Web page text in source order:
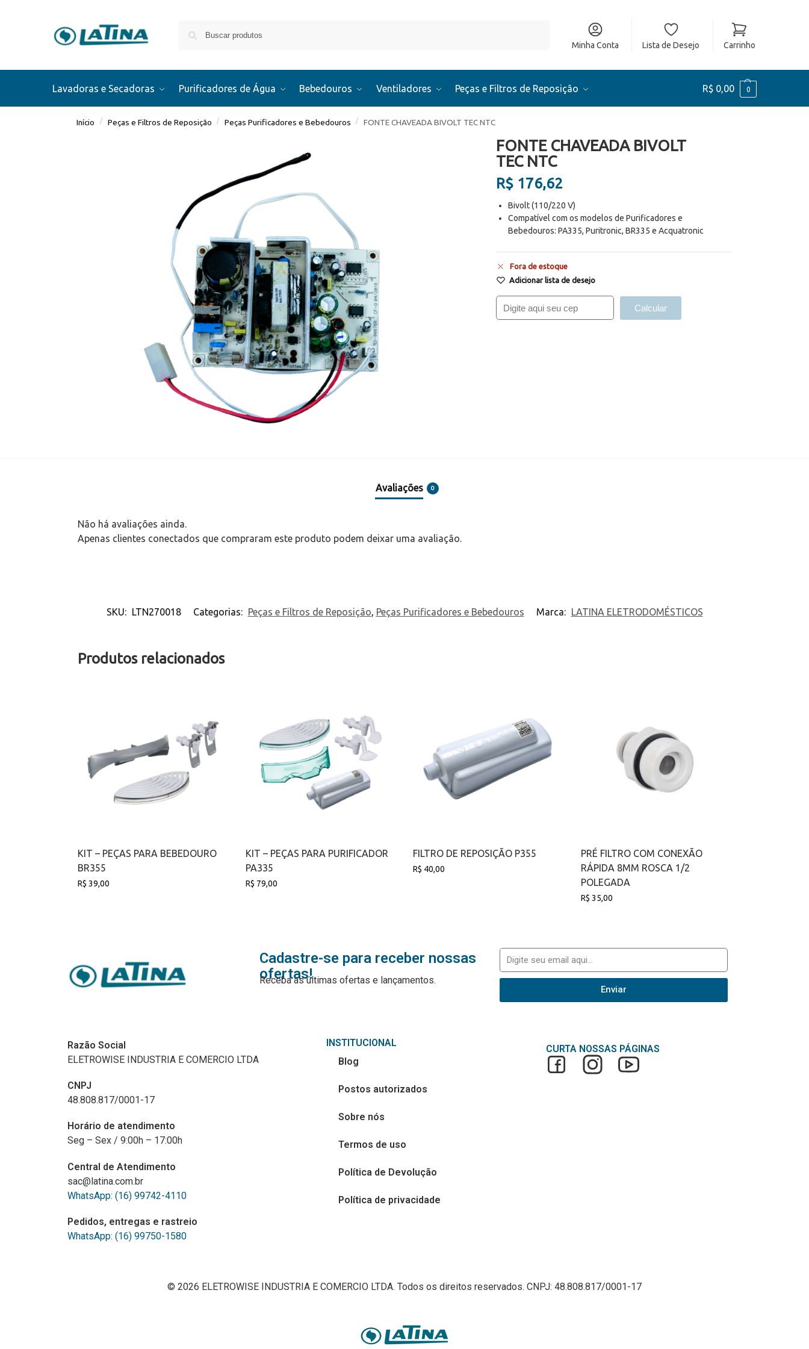
Minha Conta Lista de Desejo Carrinho
Lavadoras e Secadoras Purificadores de Água Bebedouros Ventiladores Peças e Filtros de Reposição R$ 0,00 0
Início / Peças e Filtros de Reposição / Peças Purificadores e Bebedouros / FONTE CHAVEADA BIVOLT TEC NTC
FONTE CHAVEADA BIVOLT
TEC NTC
R$ 176,62
Bivolt (110/220 V)
Compatível com os modelos de Purificadores e
Bebedouros: PA335, Puritronic, BR335 e Acquatronic
Fora de estoque
Adicionar lista de desejo
Calcular
Avaliações 0
Não há avaliações ainda.
Apenas clientes conectados que compraram este produto podem deixar uma avaliação.
SKU: LTN270018 Categorias: Peças e Filtros de Reposição, Peças Purificadores e Bebedouros Marca: LATINA ELETRODOMÉSTICOS
Produtos relacionados
KIT – PEÇAS PARA BEBEDOURO
BR355
R$ 39,00
KIT – PEÇAS PARA PURIFICADOR
PA335
R$ 79,00
FILTRO DE REPOSIÇÃO P355
R$ 40,00
PRÉ FILTRO COM CONEXÃO
RÁPIDA 8MM ROSCA 1/2
POLEGADA
R$ 35,00
Cadastre-se para receber nossas
ofertas!
Receba as últimas ofertas e lançamentos.
Enviar
Razão Social
ELETROWISE INDUSTRIA E COMERCIO LTDA
CNPJ
48.808.817/0001-17
Horário de atendimento
Seg – Sex / 9:00h – 17:00h
Central de Atendimento
sac@latina.com.br
WhatsApp: (16) 99742-4110
Pedidos, entregas e rastreio
WhatsApp: (16) 99750-1580
INSTITUCIONAL
Blog
Postos autorizados
Sobre nós
Termos de uso
Política de Devolução
Política de privacidade
CURTA NOSSAS PÁGINAS
© 2026 ELETROWISE INDUSTRIA E COMERCIO LTDA. Todos os direitos reservados. CNPJ: 48.808.817/0001-17